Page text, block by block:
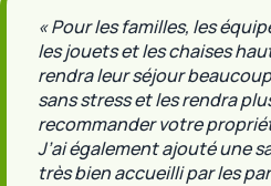
« Pour les familles, les
les jouets et les chaises
rendra leur séjour
sans stress et les rendra
recommander votre
J’ai également ajouté une
très bien accueilli par les